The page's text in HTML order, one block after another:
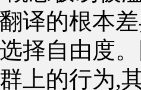
译的根本
择自由度
上的行为,